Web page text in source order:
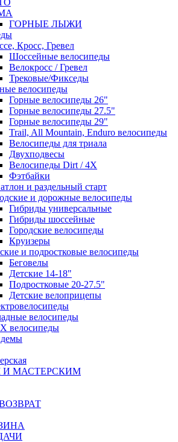
ГОРНЫЕ ЛЫЖИ
Кросс, Гревел
Шоссейные велосипеды
Велокросс / Гревел
Трековые/Фикседы
велосипеды
Горные велосипеды 26"
Горные велосипеды 27.5"
Горные велосипеды 29"
Trail, All Mountain, Enduro велосипеды
Велосипеды для триала
Двухподвесы
Велосипеды Dirt / 4X
Фэтбайки
и раздельный старт
и дорожные велосипеды
Гибриды универсальные
Гибриды шоссейные
Городские велосипеды
Круизеры
и подростковые велосипеды
Беговелы
Детские 14-18"
Подростковые 20-27.5"
Детские велоприцепы
велосипеды
велосипеды
МАСТЕРСКИМ